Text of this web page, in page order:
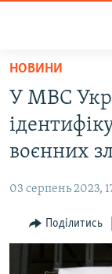
Перейти
основного
матеріалу
до
основної
навігації
Перейти
до
ВОДА.КРИМ
ВІДЕО ТА ФОТО
БЛОГИ
ПОГЛЯД
НОВИНИ
У МВС
воєнних
03 серпень 2023,
Поділитись